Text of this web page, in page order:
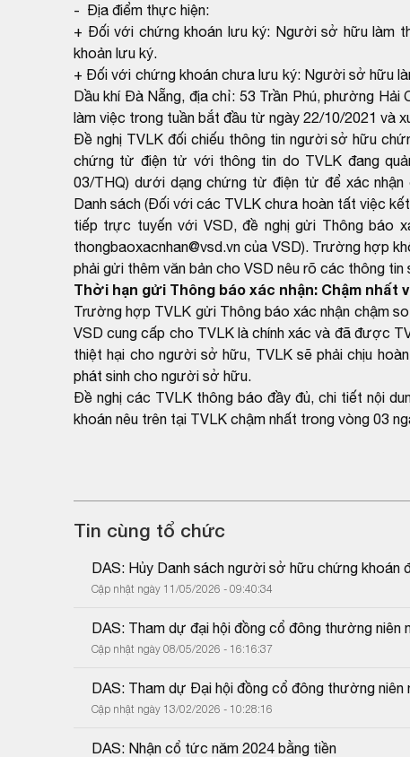
- Địa điểm thực hiện:
+ Đối với chứng khoán lưu ký: Người sở hữu làm
khoản lưu ký.
+ Đối với chứng khoán chưa lưu ký: Người sở hữu
Dầu khí Đà Nẵng, địa chỉ: 53 Trần Phú, phường Hải
làm việc trong tuần bắt đầu từ ngày 22/10/2021 và
Đề nghị TVLK đối chiếu thông tin người sở hữu
chứng từ điện tử với thông tin do TVLK đang
03/THQ) dưới dạng chứng từ điện tử để xác
Danh sách (Đối với các TVLK chưa hoàn tất việc
tiếp trực tuyến với VSD, đề nghị gửi Thông báo
thongbaoxacnhan@vsd.vn của VSD). Trường hợp
phải gửi thêm văn bản cho VSD nêu rõ các thông
Thời hạn gửi Thông báo xác nhận: Chậm nhất
Trường hợp TVLK gửi Thông báo xác nhận chậm
VSD cung cấp cho TVLK là chính xác và đã được
thiệt hại cho người sở hữu, TVLK sẽ phải chịu
phát sinh cho người sở hữu.
Đề nghị các TVLK thông báo đầy đủ, chi tiết nội
khoán nêu trên tại TVLK chậm nhất trong vòng 03
Tin cùng tổ chức
DAS: Hủy Danh sách người sở hữu chứng khoán
Cập nhật ngày 11/05/2026 - 09:40:34
DAS: Tham dự đại hội đồng cổ đông thường niên
Cập nhật ngày 08/05/2026 - 16:16:37
DAS: Tham dự Đại hội đồng cổ đông thường niên
Cập nhật ngày 13/02/2026 - 10:28:16
DAS: Nhận cổ tức năm 2024 bằng tiền